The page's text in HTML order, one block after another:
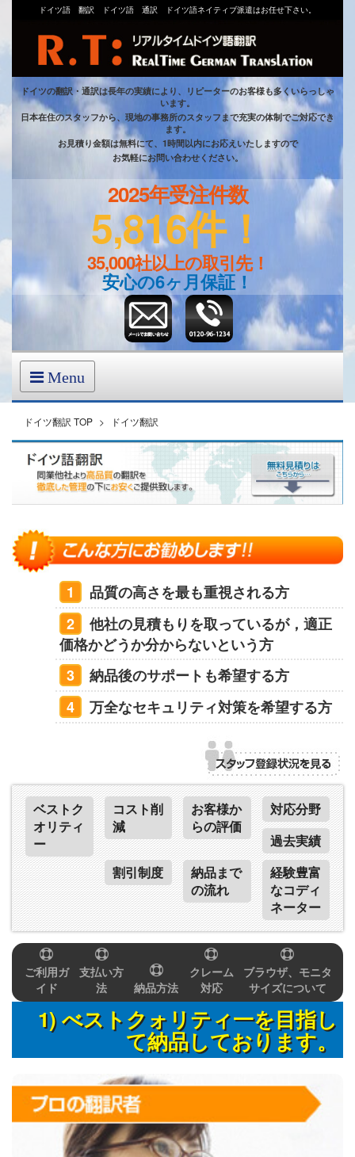
ドイツ語 翻訳 ドイツ語 通訳 ドイツ語ネイティブ派遣はお任せ下さい。
ドイツの翻訳・通訳は長年の実績により、リピーターのお客様も多くいらっしゃ
います。
日本在住のスタッフから、現地の事務所のスタッフまで充実の体制でご対応でき
ます。
お見積り金額は無料にて、1時間以内にお応えいたしますので
お気軽にお問い合わせください。
2025年受注件数
5,816件！
35,000社以上の取引先！
安心の6ヶ月保証！
Menu
ドイツ翻訳 TOP > ドイツ翻訳
1
品質の高さを最も重視される方
2
他社の見積もりを取っているが，適正
価格かどうか分からないという方
3
納品後のサポートも希望する方
4
万全なセキュリティ対策を希望する方
ベストク
オリティ
ー
コスト削
減
お客様か
らの評価
対応分野
過去実績
割引制度
納品まで
の流れ
経験豊富
なコディ
ネーター
ご利用ガ
イド
支払い方
法
納品方法
クレーム
対応
ブラウザ、モニタ
サイズについて
1) べストクォリティ一を目指し
て納品しております。